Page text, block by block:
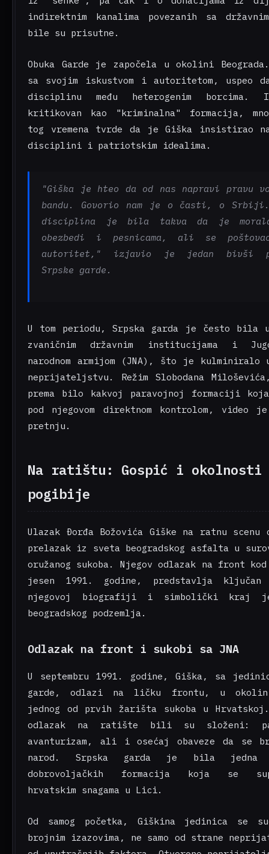
indirektnim kanalima povezanih sa
bile su prisutne.
Obuka Garde je započela u okolini
sa svojim iskustvom i autoritetom, uspeo
disciplinu među heterogenim borcima.
kritikovan kao "kriminalna" formacija,
tog vremena tvrde da je Giška insistirao
disciplini i patriotskim idealima.
"Giška je hteo da od nas napravi pravu
bandu. Govorio nam je o časti, o Srbiji.
disciplina je bila takva da je
obezbedi i pesnicama, ali se
autoritet," izjavio je jedan bivši
Srpske garde.
U tom periodu, Srpska garda je često bila
zvaničnim državnim institucijama i
narodnom armijom (JNA), što je kulminiralo
neprijateljstvu. Režim Slobodana
prema bilo kakvoj paravojnoj formaciji
pod njegovom direktnom kontrolom, video
pretnju.
Na ratištu: Gospić i okolnosti
pogibije
Ulazak Đorđa Božovića Giške na ratnu
prelazak iz sveta beogradskog asfalta u
oružanog sukoba. Njegov odlazak na front
jesen 1991. godine, predstavlja ključan
njegovoj biografiji i simbolički kraj
beogradskog podzemlja.
Odlazak na front i sukobi sa JNA
U septembru 1991. godine, Giška, sa
garde, odlazi na ličku frontu, u
jednog od prvih žarišta sukoba u
odlazak na ratište bili su složeni:
avanturizam, ali i osećaj obaveze da se
narod. Srpska garda je bila jedna
dobrovoljačkih formacija koja se
hrvatskim snagama u Lici.
Od samog početka, Giškina jedinica se
brojnim izazovima, ne samo od strane